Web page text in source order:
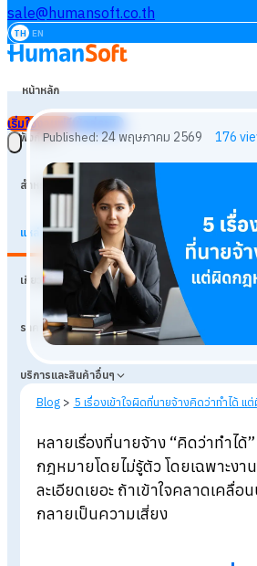
sale@humansoft.co.th
TH EN
หน้าหลัก
ฟังก์ชัน
สำหรับธุรกิจ
แหล่งเรียนรู้
เกี่ยวกับเรา
ราคา
บริการและสินค้าอื่นๆ
เริ่มใช้งานฟรี
Published:24 พฤษภาคม 2569